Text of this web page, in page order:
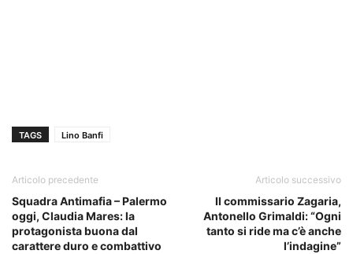
TAGS Lino Banfi
Articolo precedente
Squadra Antimafia – Palermo
oggi, Claudia Mares: la
protagonista buona dal
carattere duro e combattivo
Articolo successivo
Il commissario Zagaria,
Antonello Grimaldi: “Ogni
tanto si ride ma c’è anche
l’indagine”